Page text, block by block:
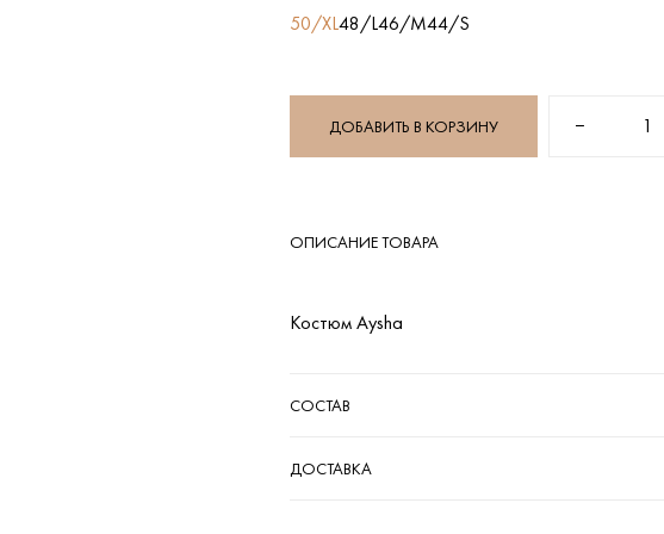
50/XL48/L46/M44/S
ДОБАВИТЬ В КОРЗИНУ − 1
ОПИСАНИЕ ТОВАРА
Костюм Aysha
СОСТАВ
ДОСТАВКА